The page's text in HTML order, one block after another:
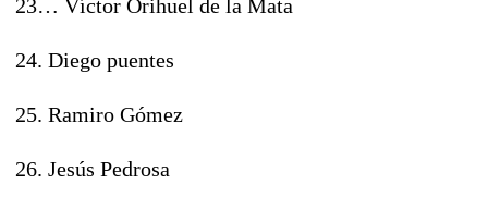
23… Víctor Orihuel de la Mata
24. Diego puentes
25. Ramiro Gómez
26. Jesús Pedrosa